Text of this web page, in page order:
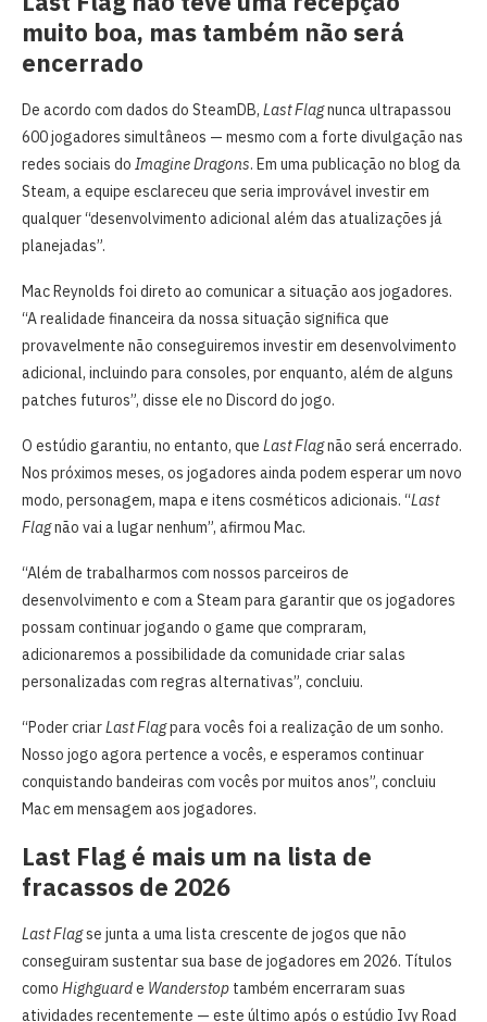
muito boa, mas também não será
encerrado
De acordo com dados do SteamDB, Last Flagnunca ultrapassou
600 jogadores simultâneos — mesmo com a forte divulgação nas
redes sociais do Imagine Dragons. Em uma publicação no blog da
Steam, a equipe esclareceu que seria improvável investir em
qualquer “desenvolvimento adicional além das atualizações já
planejadas”.
Mac Reynolds foi direto ao comunicar a situação aos jogadores.
“A realidade financeira da nossa situação significa que
provavelmente não conseguiremos investir em desenvolvimento
adicional, incluindo para consoles, por enquanto, além de alguns
patches futuros”, disse ele no Discord do jogo.
O estúdio garantiu, no entanto, que Last Flagnão será encerrado.
Nos próximos meses, os jogadores ainda podem esperar um novo
modo, personagem, mapa e itens cosméticos adicionais. “Last
Flagnão vai a lugar nenhum”, afirmou Mac.
“Além de trabalharmos com nossos parceiros de
desenvolvimento e com a Steam para garantir que os jogadores
possam continuar jogando o game que compraram,
adicionaremos a possibilidade da comunidade criar salas
personalizadas com regras alternativas”, concluiu.
“Poder criarLast Flagpara vocês foi a realização de um sonho.
Nosso jogo agora pertence a vocês, e esperamos continuar
conquistando bandeiras com vocês por muitos anos”, concluiu
Mac em mensagem aos jogadores.
Last Flag é mais um na lista de
fracassos de 2026
Last Flagse junta a uma lista crescente de jogos que não
conseguiram sustentar sua base de jogadores em 2026. Títulos
como Highguarde Wanderstop também encerraram suas
atividades recentemente — este último após o estúdio Ivy Road